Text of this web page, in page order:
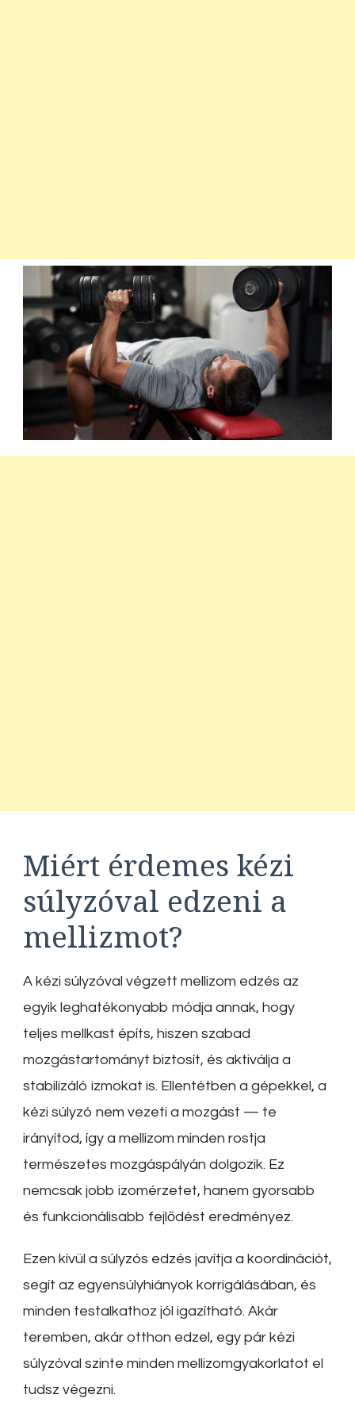
Miért érdemes kézi
súlyzóval edzeni a
mellizmot?
A kézi súlyzóval végzett mellizom edzés az
egyik leghatékonyabb módja annak, hogy
teljes mellkast építs, hiszen szabad
mozgástartományt biztosít, és aktiválja a
stabilizáló izmokat is. Ellentétben a gépekkel, a
kézi súlyzó nem vezeti a mozgást — te
irányítod, így a mellizom minden rostja
természetes mozgáspályán dolgozik. Ez
nemcsak jobb izomérzetet, hanem gyorsabb
és funkcionálisabb fejlődést eredményez.
Ezen kívül a súlyzós edzés javítja a koordinációt,
segít az egyensúlyhiányok korrigálásában, és
minden testalkathoz jól igazítható. Akár
teremben, akár otthon edzel, egy pár kézi
súlyzóval szinte minden mellizomgyakorlatot el
tudsz végezni.